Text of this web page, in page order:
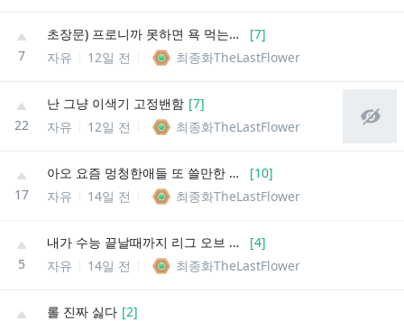
7
초장문) 프로니까 못하면 욕 먹는건 당연하다? [7]
자유
12일 전 최종화TheLastFlower
22
난 그냥 이색기 고정밴함 [7]
자유
12일 전 최종화TheLastFlower
17
아오 요즘 멍청한애들 또 쓸만한 문장 어디서 줏어들었네 [10]
자유
14일 전 최종화TheLastFlower
5
내가 수능 끝날때까지 리그 오브 레전드를 한 판이라도 하면 인간이 아니다 [4]
자유
14일 전 최종화TheLastFlower
롤 진짜 싫다 [2]